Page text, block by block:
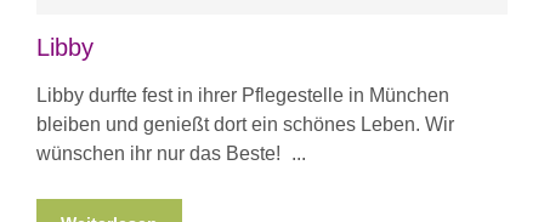
Libby
Libby durfte fest in ihrer Pflegestelle in München
bleiben und genießt dort ein schönes Leben. Wir
wünschen ihr nur das Beste!